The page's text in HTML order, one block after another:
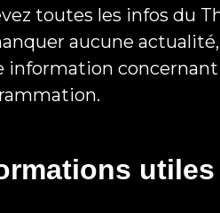
toutes les infos du
aucune
information
utiles